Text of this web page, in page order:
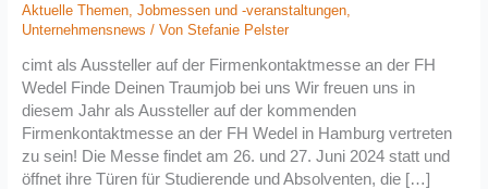
Aktuelle Themen, Jobmessen und -veranstaltungen,
Unternehmensnews / Von Stefanie Pelster
cimt als Aussteller auf der Firmenkontaktmesse an der FH
Wedel Finde Deinen Traumjob bei uns Wir freuen uns in
diesem Jahr als Aussteller auf der kommenden
Firmenkontaktmesse an der FH Wedel in Hamburg vertreten
zu sein! Die Messe findet am 26. und 27. Juni 2024 statt und
öffnet ihre Türen für Studierende und Absolventen, die […]